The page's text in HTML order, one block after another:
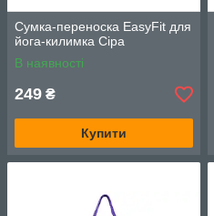
Сумка-переноска EasyFit для
йога-килимка Сіра
В наявності
249 ₴
Купити